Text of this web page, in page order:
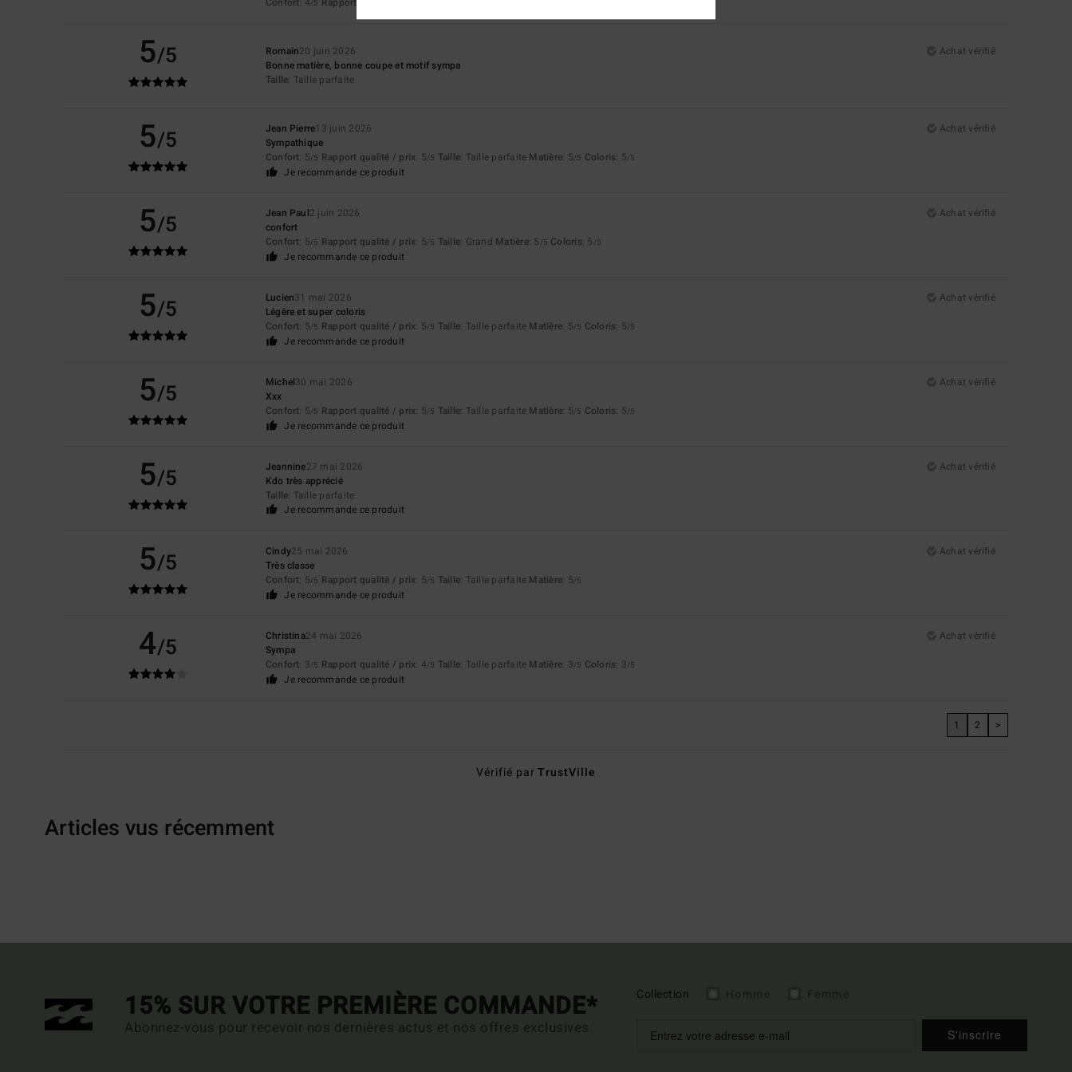
/5
5/5 Romain20 juin 2026
Achat vérifié
Bonne matière, bonne coupe et motif sympa
Taille: Taille parfaite
5/5 Jean Pierre13 juin 2026
Achat vérifié
Sympathique
Confort: 5/5 Rapport qualité / prix: 5/5 Taille: Taille parfaite Matière: 5/5 Coloris: 5/5
Je recommande ce produit
5/5 Jean Paul2 juin 2026
Achat vérifié
confort
Confort: 5/5 Rapport qualité / prix: 5/5 Taille: Grand Matière: 5 /5 Coloris: 5 /5
Je recommande ce produit
5/5 Lucien31 mai 2026
Achat vérifié
Légère et super coloris
Confort: 5/5 Rapport qualité / prix: 5/5 Taille: Taille parfaite Matière: 5/5 Coloris: 5/5
Je recommande ce produit
5/5 Michel30 mai 2026
Achat vérifié
Xxx
Confort: 5/5 Rapport qualité / prix: 5/5 Taille: Taille parfaite Matière: 5/5 Coloris: 5/5
Je recommande ce produit
5/5 Jeannine27 mai 2026
Achat vérifié
Kdo très apprécié
Taille: Taille parfaite
Je recommande ce produit
5/5 Cindy25 mai 2026
Achat vérifié
Très classe
Confort: 5/5 Rapport qualité / prix: 5/5 Taille: Taille parfaite Matière: 5/5
Je recommande ce produit
4/5 Christina24 mai 2026
Achat vérifié
Sympa
Confort: 3/5 Rapport qualité / prix: 4/5 Taille: Taille parfaite Matière: 3/5 Coloris: 3/5
Je recommande ce produit
1 2 >
Vérifié parTrustVille
Articles vus récemment
15% SUR VOTRE PREMIÈRE COMMANDE*
Abonnez-vous pour recevoir nos dernières actus et nos offres exclusives.
Collection
S'inscrire